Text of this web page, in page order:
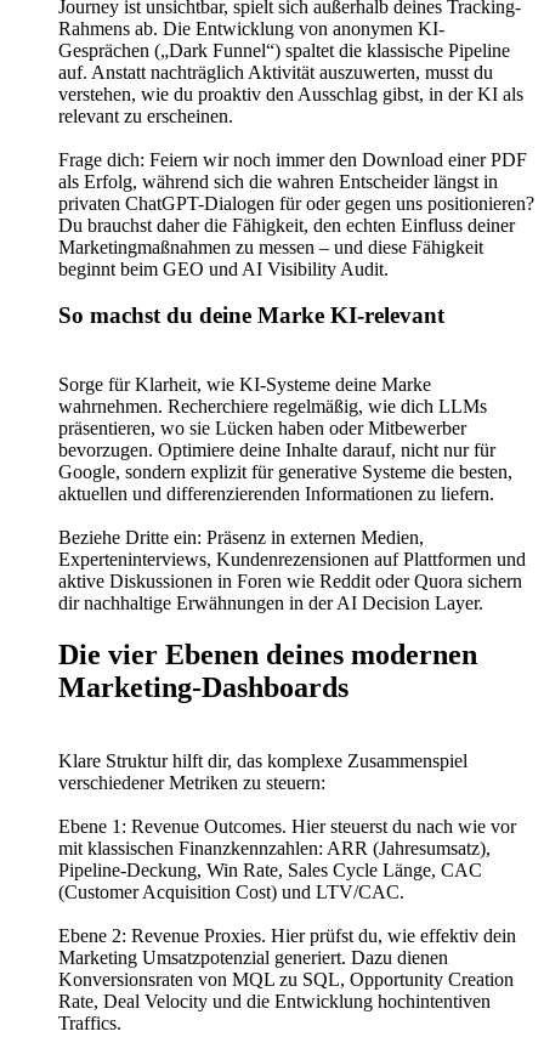
Journey ist unsichtbar, spielt sich außerhalb deines Tracking-
Rahmens ab. Die Entwicklung von anonymen KI-
Gesprächen („Dark Funnel“) spaltet die klassische Pipeline
auf. Anstatt nachträglich Aktivität auszuwerten, musst du
verstehen, wie du proaktiv den Ausschlag gibst, in der KI als
relevant zu erscheinen.
Frage dich: Feiern wir noch immer den Download einer PDF
als Erfolg, während sich die wahren Entscheider längst in
privaten ChatGPT-Dialogen für oder gegen uns positionieren?
Du brauchst daher die Fähigkeit, den echten Einfluss deiner
Marketingmaßnahmen zu messen – und diese Fähigkeit
beginnt beim GEO und AI Visibility Audit.
So machst du deine Marke KI-relevant
Sorge für Klarheit, wie KI-Systeme deine Marke
wahrnehmen. Recherchiere regelmäßig, wie dich LLMs
präsentieren, wo sie Lücken haben oder Mitbewerber
bevorzugen. Optimiere deine Inhalte darauf, nicht nur für
Google, sondern explizit für generative Systeme die besten,
aktuellen und differenzierenden Informationen zu liefern.
Beziehe Dritte ein: Präsenz in externen Medien,
Experteninterviews, Kundenrezensionen auf Plattformen und
aktive Diskussionen in Foren wie Reddit oder Quora sichern
dir nachhaltige Erwähnungen in der AI Decision Layer.
Die vier Ebenen deines modernen
Marketing-Dashboards
Klare Struktur hilft dir, das komplexe Zusammenspiel
verschiedener Metriken zu steuern:
Ebene 1: Revenue Outcomes. Hier steuerst du nach wie vor
mit klassischen Finanzkennzahlen: ARR (Jahresumsatz),
Pipeline-Deckung, Win Rate, Sales Cycle Länge, CAC
(Customer Acquisition Cost) und LTV/CAC.
Ebene 2: Revenue Proxies. Hier prüfst du, wie effektiv dein
Marketing Umsatzpotenzial generiert. Dazu dienen
Konversionsraten von MQL zu SQL, Opportunity Creation
Rate, Deal Velocity und die Entwicklung hochintentiven
Traffics.